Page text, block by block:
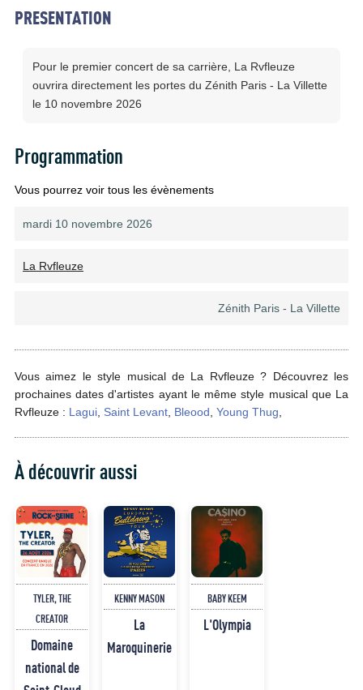
PRESENTATION
Pour le premier concert de sa carrière, La Rvfleuze
ouvrira directement les portes du Zénith Paris - La Villette
le 10 novembre 2026
Programmation
Vous pourrez voir tous les évènements
mardi 10 novembre 2026
La Rvfleuze
Zénith Paris - La Villette
Vous aimez le style musical de La Rvfleuze ? Découvrez les
prochaines dates d'artistes ayant le même style musical que La
Rvfleuze : Lagui Saint Levant Bleood Young Thug
À découvrir aussi
TYLER, THE
CREATOR
Domaine
national de
KENNY MASON
La
Maroquinerie
BABY KEEM
L'Olympia